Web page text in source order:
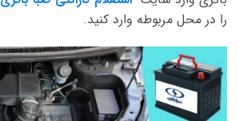
را در محل مربوطه وارد کنید.